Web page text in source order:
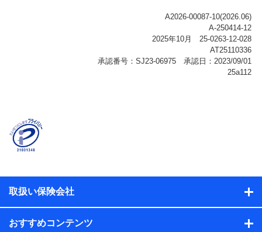
ご契約状態・ご利用履歴インターネット利用時の行動に
関する情報、アプリケーション利用時の行動に関する情
報、購入されたサービスや商品の名称・購入場所・決済
に関する情報、アンケートの回答に関する情報などが含
名、住所、生年月日、性別、保険契約者と被保険者の関
係、保険加入の目的、保険商品の内容、保険料、保険料
のお支払方法、車のメーカーや走行距離などの情報、建
ル内容や送信履歴の情報及び保険の更改案内等を提供し
保険契約情報
取扱い保険会社
おすすめコンテンツ